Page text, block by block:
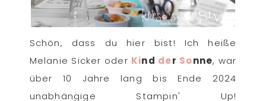
Schön, dass du hier bist! Ich heiße
Melanie Sicker oder Kind der Sonne, war
über 10 Jahre lang bis Ende 2024
unabhängige Stampin' Up!